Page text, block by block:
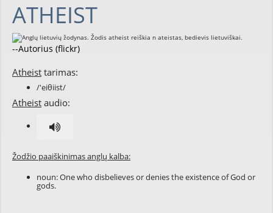
ATHEIST
--Autorius (flickr)
Atheist tarimas:
/'eiθiist/
Atheist audio:
Žodžio paaiškinimas anglų kalba:
noun: One who disbelieves or denies the existence of God or
gods.